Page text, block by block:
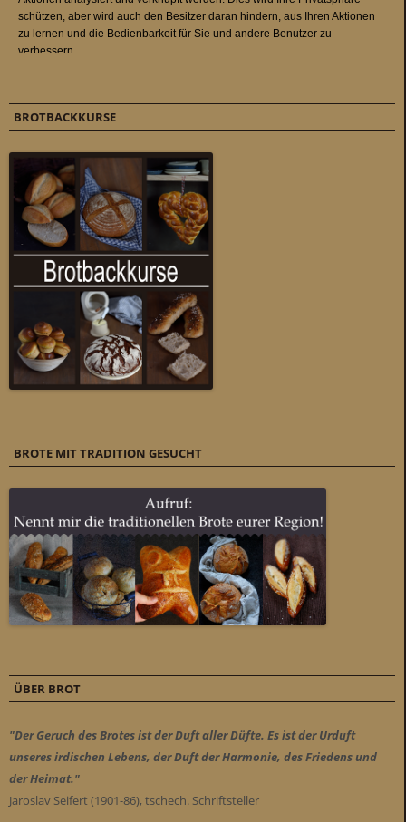
BROTBACKKURSE
BROTE MIT TRADITION GESUCHT
ÜBER BROT
"Der Geruch des Brotes ist der Duft aller Düfte. Es ist der Urduft
unseres irdischen Lebens, der Duft der Harmonie, des Friedens und
der Heimat."
Jaroslav Seifert (1901-86), tschech. Schriftsteller